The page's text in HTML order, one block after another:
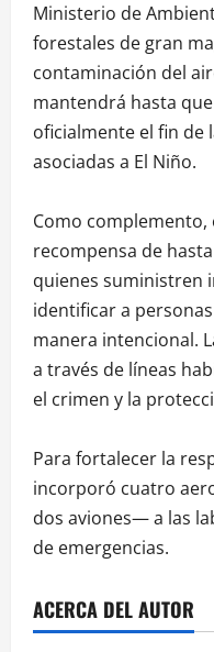
Ministerio de
forestales de gran
contaminación del
mantendrá hasta
oficialmente el fin de
asociadas a El Niño.
Como
recompensa de
quienes suministren
identificar a
manera intencional.
a través de líneas
el crimen y la
Para fortalecer la
incorporó cuatro
dos aviones— a las
de emergencias.
ACERCA DEL AUTOR